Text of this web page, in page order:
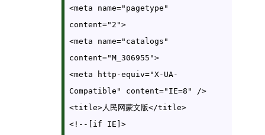
<meta name="pagetype"
content="2">
<meta name="catalogs"
content="M_306955">
<meta http-equiv="X-UA-
Compatible" content="IE=8" />
<title>人民网蒙文版</title>
<!--[if IE]>